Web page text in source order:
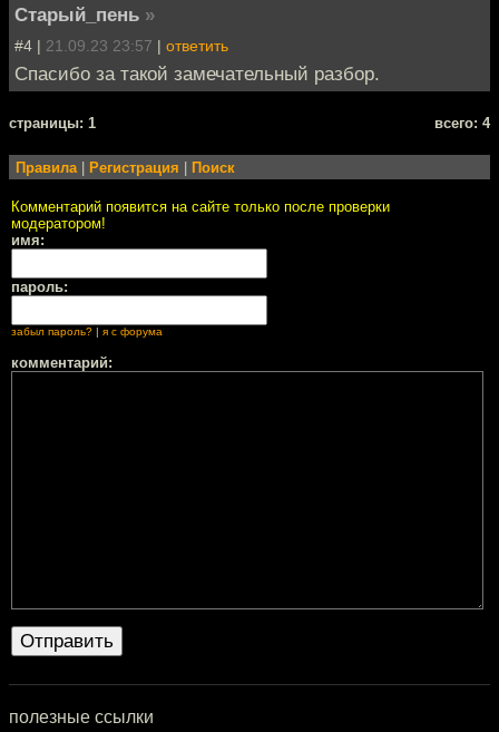
Старый_пень »
#4 | 21.09.23 23:57 | ответить
Спасибо за такой замечательный разбор.
cтраницы: 1 всего: 4
Правила | Регистрация | Поиск
Комментарий появится на сайте только после проверки
модератором!
имя:
пароль:
забыл пароль? | я с форума
комментарий:
полезные ссылки